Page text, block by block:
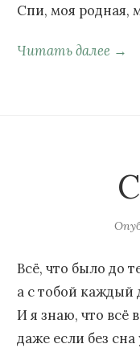
Спи, моя родная,
Читать далее →
Всё, что было до
а с тобой каждый
И я знаю, что всё
даже если без сна